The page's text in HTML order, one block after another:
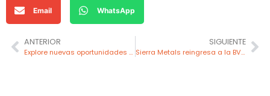
Email WhatsApp
ANTERIOR
Explore nuevas oportunidades de negocio en la Feria Internacional de Gas Vehicular, Industrial y Residencial en Lima, Perú 2024
SIGUIENTE
Sierra Metals reingresa a la BVL para atraer a pequeños inversionistas